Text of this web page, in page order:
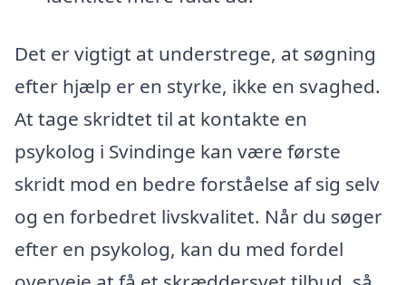
Det er vigtigt at understrege, at søgning
efter hjælp er en styrke, ikke en svaghed.
At tage skridtet til at kontakte en
psykolog i Svindinge kan være første
skridt mod en bedre forståelse af sig selv
og en forbedret livskvalitet. Når du søger
efter en psykolog, kan du med fordel